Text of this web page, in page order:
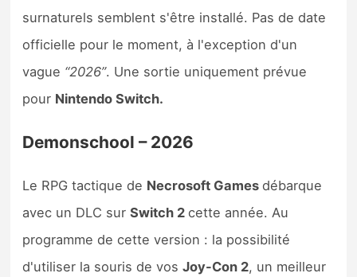
surnaturels semblent s'être installé. Pas de date
officielle pour le moment, à l'exception d'un
vague “2026”. Une sortie uniquement prévue
pour Nintendo Switch.
Demonschool – 2026
Le RPG tactique de Necrosoft Gamesdébarque
avec un DLC surSwitch 2cette année. Au
programme de cette version : la possibilité
d'utiliser la souris de vosJoy-Con 2, un meilleur